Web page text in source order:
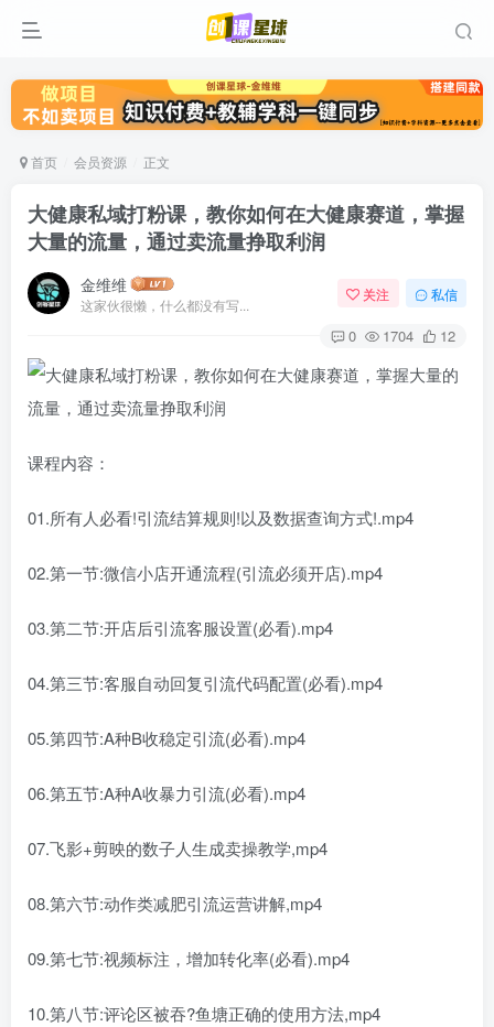
首页 会员资源 正文
大健康私域打粉课，教你如何在大健康赛道，掌握
大量的流量，通过卖流量挣取利润
金维维
这家伙很懒，什么都没有写...
关注 私信
0 1704 12
课程内容：
01.所有人必看!引流结算规则!以及数据查询方式!.mp4
02.第一节:微信小店开通流程(引流必须开店).mp4
03.第二节:开店后引流客服设置(必看).mp4
04.第三节:客服自动回复引流代码配置(必看).mp4
05.第四节:A种B收稳定引流(必看).mp4
06.第五节:A种A收暴力引流(必看).mp4
07.飞影+剪映的数子人生成卖操教学,mp4
08.第六节:动作类减肥引流运营讲解,mp4
09.第七节:视频标注，增加转化率(必看).mp4
10.第八节:评论区被吞?鱼塘正确的使用方法,mp4